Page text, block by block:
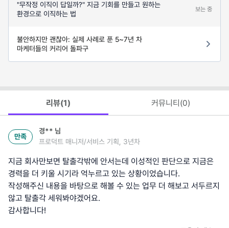
"무작정 이직이 답일까?" 지금 기회를 만들고 원하는
환경으로 이직하는 법
보는 중
불안하지만 괜찮아: 실제 사례로 푼 5~7년 차
마케터들의 커리어 돌파구
리뷰(1) 커뮤니티(0)
만족
경** 님
프로덕트 매니저/서비스 기획, 3년차
지금 회사만보면 탈출각밖에 안서는데 이성적인 판단으로 지금은
경력을 더 키울 시기라 억누르고 있는 상황이었습니다.
작성해주신 내용을 바탕으로 해볼 수 있는 업무 더 해보고 서두르지
않고 탈출각 세워봐야겠어요.
감사합니다!